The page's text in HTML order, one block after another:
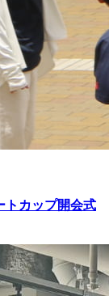
トカップ開会式